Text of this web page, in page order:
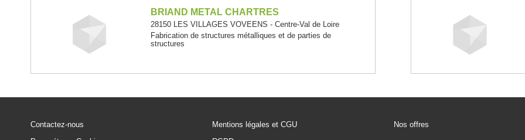
BRIAND METAL CHARTRES
28150 LES VILLAGES VOVEENS - Centre-Val de Loire
Fabrication de structures métalliques et de parties de
structures
Contactez-nous
Mentions légales et CGU
Nos offres